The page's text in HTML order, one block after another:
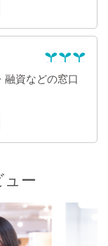
融資などの窓口
ュー